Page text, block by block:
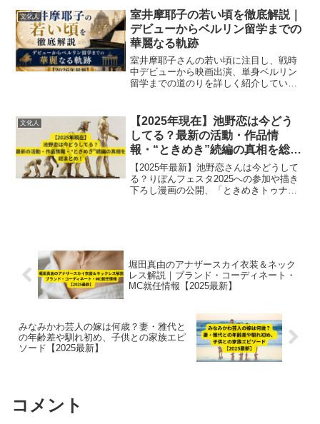
かりやすくまとめます。
文化人
室井摩耶子の若い頃を徹底解説｜
デビューからベルリン留学までの
華麗なる軌跡
室井摩耶子さんの若い頃に注目し、戦時
中デビューから映画出演、単身ベルリン
留学までの道のりを詳しく紹介していま
文化人
【2025年現在】池野恋は今どう
してる？最新の活動・作品情
報・“ときめき”続編の真相を総ま
とめ！
【2025年最新】池野恋さんは今どうして
る？りぼんフェスタ2025への参加や描き
下ろし漫画の公開、「ときめきトゥナイ
堀田真由のアナザースカイ衣装＆ネック
レス解説｜ブランド・コーディネート・
MC就任情報【2025最新】
みなみかわ芸人の嫁は何歳？妻・雅代と
の年齢差や馴れ初め、子供との家族エピ
ソード【2025最新】
コメント